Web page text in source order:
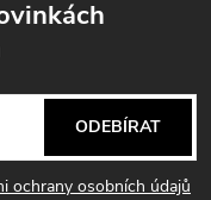
ochrany osobních údajů
ODEBÍRAT